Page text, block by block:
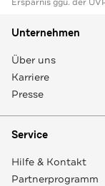
Unternehmen
Über uns
Karriere
Presse
Service
Hilfe & Kontakt
Partnerprogramm